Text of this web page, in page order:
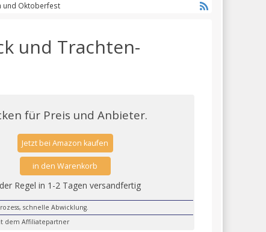
und Oktoberfest
und Trachten-
für Preis und Anbieter.
Jetzt bei Amazon kaufen
in den Warenkorb
Regel in 1-2 Tagen versandfertig
schnelle Abwicklung.
dem Affiliatepartner